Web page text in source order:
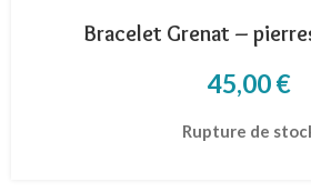
Bracelet Grenat –
45,00€
Rupture de